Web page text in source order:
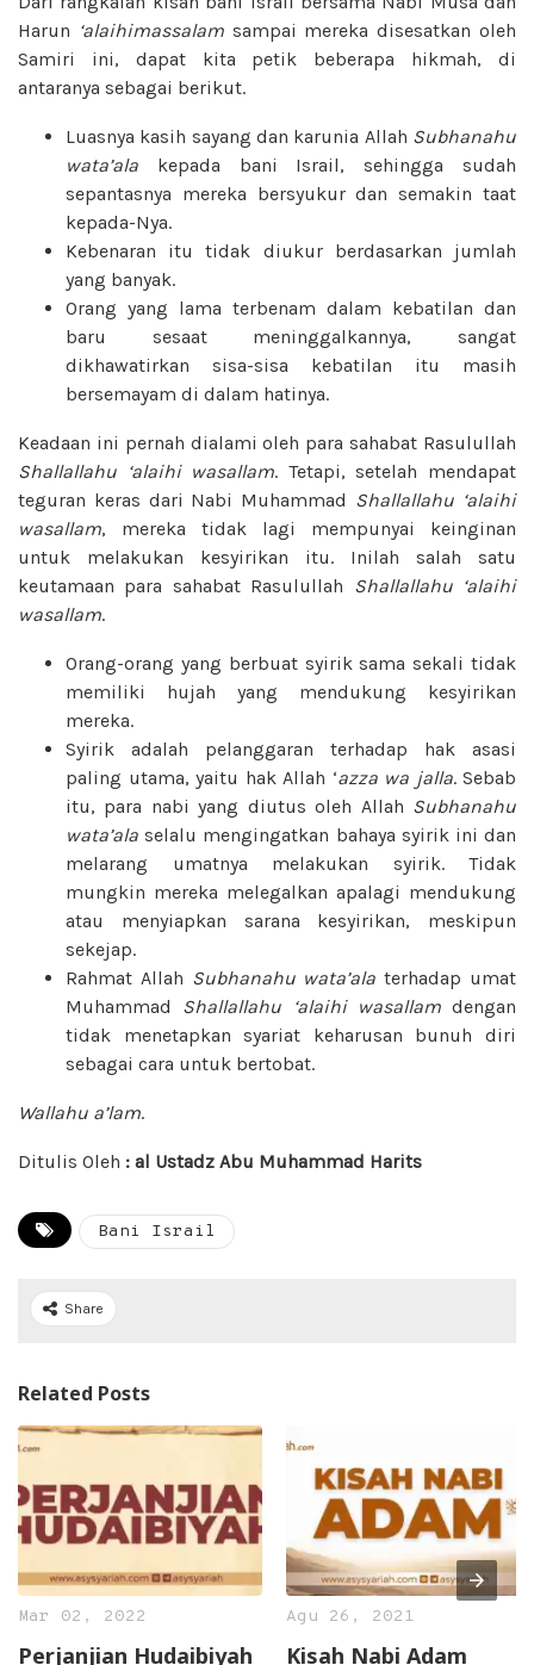
Harun ‘alaihimassalamsampai mereka disesatkan oleh
Samiri ini, dapat kita petik beberapa hikmah, di
antaranya sebagai berikut.
Luasnya kasih sayang dan karunia Allah Subhanahu
wata’ala kepada bani Israil, sehingga sudah
sepantasnya mereka bersyukur dan semakin taat
kepada-Nya.
Kebenaran itu tidak diukur berdasarkan jumlah
yang banyak.
Orang yang lama terbenam dalam kebatilan dan
baru sesaat meninggalkannya, sangat
dikhawatirkan sisa-sisa kebatilan itu masih
bersemayam di dalam hatinya.
Keadaan ini pernah dialami oleh para sahabat Rasulullah
Shallallahu ‘alaihi wasallam. Tetapi, setelah mendapat
teguran keras dari Nabi Muhammad Shallallahu ‘alaihi
wasallam, mereka tidak lagi mempunyai keinginan
untuk melakukan kesyirikan itu. Inilah salah satu
keutamaan para sahabat Rasulullah Shallallahu ‘alaihi
wasallam.
Orang-orang yang berbuat syirik sama sekali tidak
memiliki hujah yang mendukung kesyirikan
mereka.
Syirik adalah pelanggaran terhadap hak asasi
paling utama, yaitu hak Allah ‘azza wa jalla. Sebab
itu, para nabi yang diutus oleh Allah Subhanahu
wata’ala selalu mengingatkan bahaya syirik ini dan
melarang umatnya melakukan syirik. Tidak
mungkin mereka melegalkan apalagi mendukung
atau menyiapkan sarana kesyirikan, meskipun
sekejap.
Rahmat Allah Subhanahu wata’ala terhadap umat
Muhammad Shallallahu ‘alaihi wasallamdengan
tidak menetapkan syariat keharusan bunuh diri
sebagai cara untuk bertobat.
Wallahu a’lam.
Ditulis Oleh : al Ustadz Abu Muhammad Harits
Bani Israil
Share
Related Posts
Mar 02, 2022
Perjanjian Hudaibiyah
Agu 26, 2021
Kisah Nabi Adam